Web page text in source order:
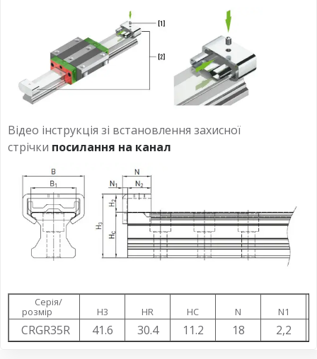
Відео інструкція зі встановлення захисної
стрічки посилання на канал
Серія/
розмір H3 HR HC N N1
CRGR35R 41.6 30.4 11.2 18 2,2